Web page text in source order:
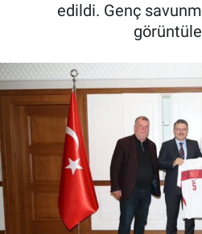
edildi. Genç
FUTBOL
TV VE SİNEMA
BASKETBOL
SAĞLIK
GENEL